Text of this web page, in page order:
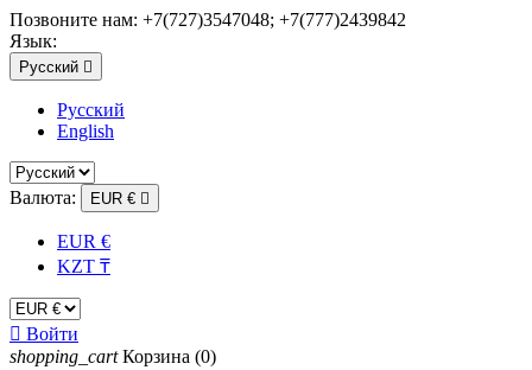
Позвоните нам: +7(727)3547048; +7(777)2439842
Язык:
Русский 
Русский
English
Валюта: EUR € 
EUR €
KZT ₸
 Войти
shopping_cart Корзина (0)